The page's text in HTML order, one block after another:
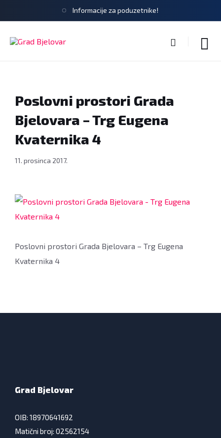
Informacije za poduzetnike!
Poslovni prostori Grada
Bjelovara – Trg Eugena
Kvaternika 4
11. prosinca 2017.
Poslovni prostori Grada Bjelovara – Trg Eugena
Kvaternika 4
Grad Bjelovar
OIB: 18970641692
Matični broj: 02562154